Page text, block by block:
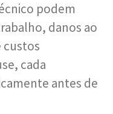
podem
danos ao
custos
cada
antes de